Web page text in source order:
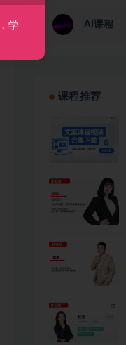
AI课程
课程推荐
学